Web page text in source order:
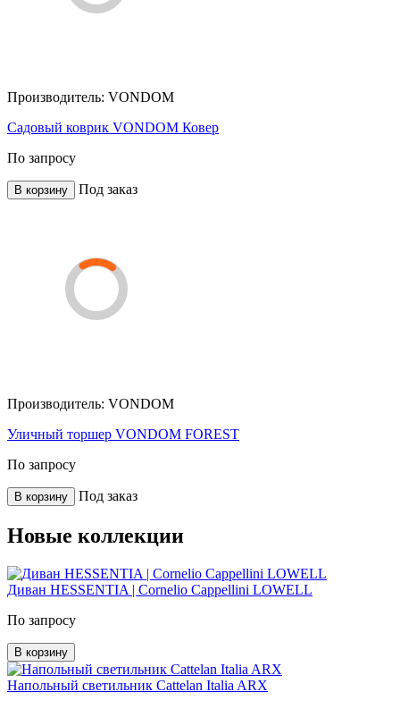
Производитель: VONDOM
Садовый коврик VONDOM Ковер
По запросу
В корзину Под заказ
Производитель: VONDOM
Уличный торшер VONDOM FOREST
По запросу
В корзину Под заказ
Новые коллекции
Диван HESSENTIA | Cornelio Cappellini LOWELL
По запросу
В корзину
Напольный светильник Cattelan Italia ARX